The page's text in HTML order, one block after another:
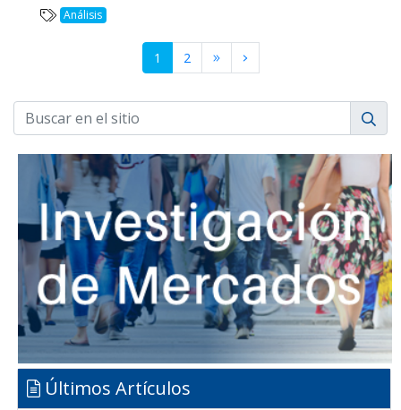
Análisis
1 2
Últimos Artículos